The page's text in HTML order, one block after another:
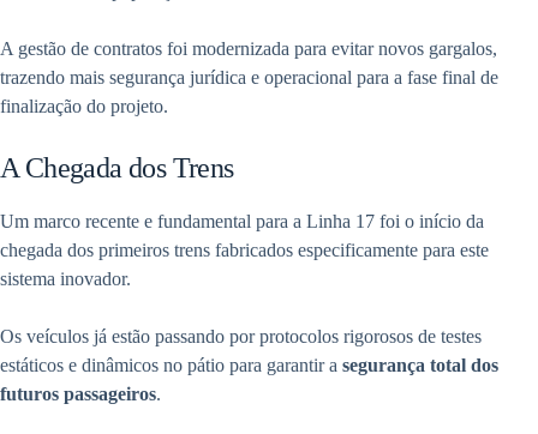
A gestão de contratos foi modernizada para evitar novos gargalos,
trazendo mais segurança jurídica e operacional para a fase final de
finalização do projeto.
A Chegada dos Trens
Um marco recente e fundamental para a Linha 17 foi o início da
chegada dos primeiros trens fabricados especificamente para este
sistema inovador.
Os veículos já estão passando por protocolos rigorosos de testes
estáticos e dinâmicos no pátio para garantir a segurança total dos
futuros passageiros.